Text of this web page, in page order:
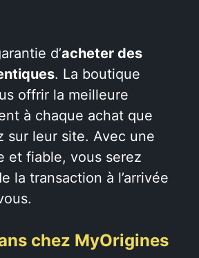
d’acheter des
. La boutique
offrir la meilleure
à chaque achat que
sur leur site. Avec une
et fiable, vous serez
la transaction à l’arrivée
chez MyOrigines